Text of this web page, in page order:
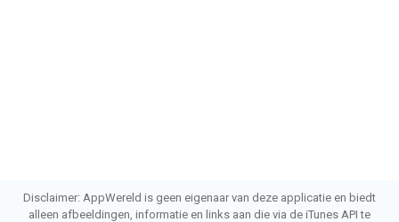
Disclaimer: AppWereld is geen eigenaar van deze applicatie en biedt
alleen afbeeldingen, informatie en links aan die via de iTunes API te